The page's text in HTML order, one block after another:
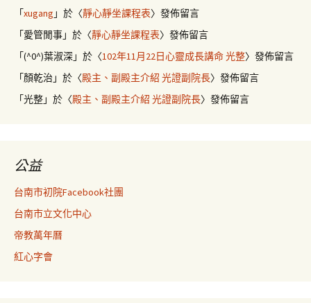
「xugang 」於〈靜心靜坐課程表〉發佈留言
「愛管閒事」於〈靜心靜坐課程表〉發佈留言
「(^0^)葉淑深」於〈102年11月22日心靈成長講命 光整〉發佈留言
「顏乾治 」於〈殿主、副殿主介紹 光證副院長〉發佈留言
「光整」於〈殿主、副殿主介紹 光證副院長〉發佈留言
公益
台南市初院Facebook社團
台南市立文化中心
帝教萬年曆
紅心字會